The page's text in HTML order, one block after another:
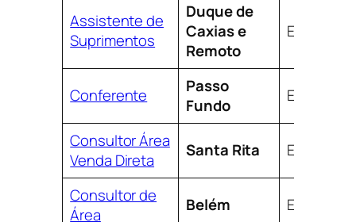
Assistente de
Suprimentos
Duque de
Caxias e
Remoto
Efetivo
Conferente
Passo
Fundo
Efetivo
Consultor Área
Venda Direta
Santa Rita Efetivo
Consultor de
Área
Belém Efetivo